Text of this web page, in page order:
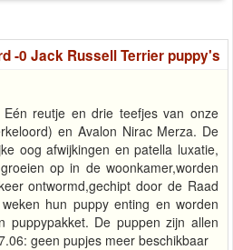
-0 Jack Russell Terrier puppy's
reutje en drie teefjes van onze
en Avalon Nirac Merza. De
oog afwijkingen en patella luxatie,
op in de woonkamer,worden
ontwormd,gechipt door de Raad
hun puppy enting en worden
puppypakket. De puppen zijn allen
geen pupjes meer beschikbaar